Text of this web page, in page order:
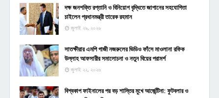
দক্ষ জনশক্তি রপ্তানি ও বিনিয়োগ বৃদ্ধিতে জাপানের সহযোগিতা
চাইলেন প্রধানমন্ত্রী তারেক রহমান
জুলাই ২৯, ২০২৬
সাতক্ষীরার এমপি গাজী নজরুলের ভিডিও ফাঁসে মাওলানা রফিক
উল্লাহ আফসারীর সমালোচনা ও নতুন বিয়ের পরামর্শ
জুলাই ২২, ২০২৬
বিশ্বকাপ ফাইনালের পর বড় শাস্তির মুখে আর্জেন্টিনা: ফুটবলার ও